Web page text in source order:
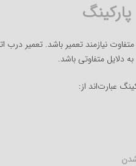
نیازمند تعمیر باشد. تعمیر
متفاوتی باشد.
عبارت‌اند از: